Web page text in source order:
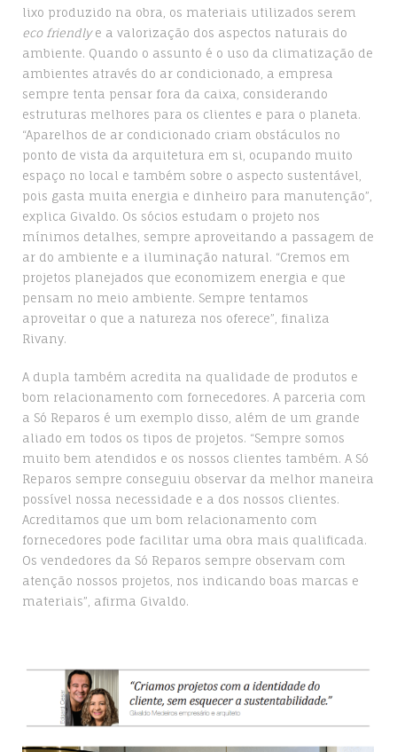
lixo produzido na obra, os materiais utilizados serem
eco friendlye a valorização dos aspectos naturais do
ambiente. Quando o assunto é o uso da climatização de
ambientes através do ar condicionado, a empresa
sempre tenta pensar fora da caixa, considerando
estruturas melhores para os clientes e para o planeta.
“Aparelhos de ar condicionado criam obstáculos no
ponto de vista da arquitetura em si, ocupando muito
espaço no local e também sobre o aspecto sustentável,
pois gasta muita energia e dinheiro para manutenção”,
explica Givaldo. Os sócios estudam o projeto nos
mínimos detalhes, sempre aproveitando a passagem de
ar do ambiente e a iluminação natural. “Cremos em
projetos planejados que economizem energia e que
pensam no meio ambiente. Sempre tentamos
aproveitar o que a natureza nos oferece”, finaliza
Rivany.
A dupla também acredita na qualidade de produtos e
bom relacionamento com fornecedores. A parceria com
a Só Reparos é um exemplo disso, além de um grande
aliado em todos os tipos de projetos. “Sempre somos
muito bem atendidos e os nossos clientes também. A Só
Reparos sempre conseguiu observar da melhor maneira
possível nossa necessidade e a dos nossos clientes.
Acreditamos que um bom relacionamento com
fornecedores pode facilitar uma obra mais qualificada.
Os vendedores da Só Reparos sempre observam com
atenção nossos projetos, nos indicando boas marcas e
materiais”, afirma Givaldo.